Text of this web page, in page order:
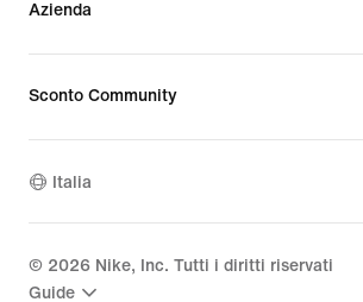
Azienda
Sconto Community
Italia
© 2026 Nike, Inc. Tutti i diritti riservati
Guide